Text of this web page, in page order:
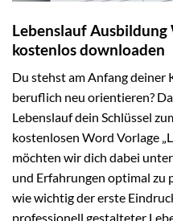
Lebenslauf
kostenlos downloaden
Du stehst am Anfang deiner
beruflich neu orientieren?
Lebenslauf dein Schlüssel
kostenlosen Word Vorlage
möchten wir dich dabei
und Erfahrungen optimal zu
wie wichtig der erste
professionell gestalteter